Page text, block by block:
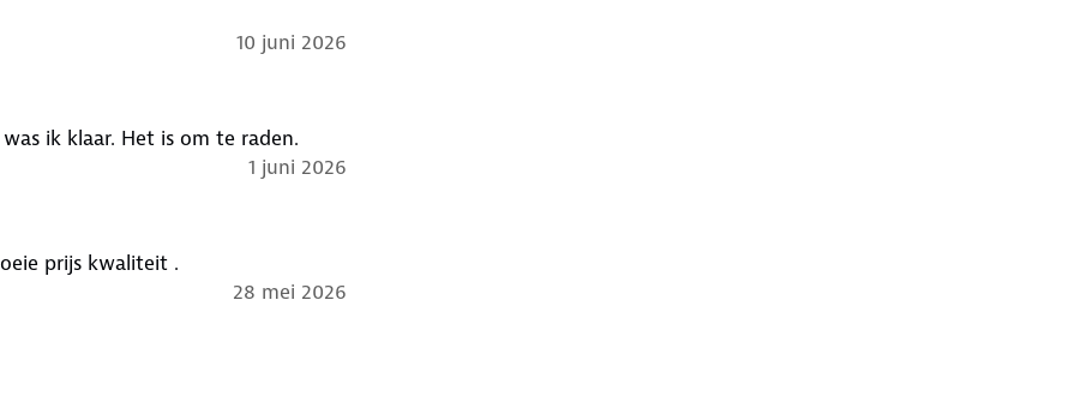
10 juni 2026
ik klaar. Het is om te raden.
1 juni 2026
prijs kwaliteit .
28 mei 2026